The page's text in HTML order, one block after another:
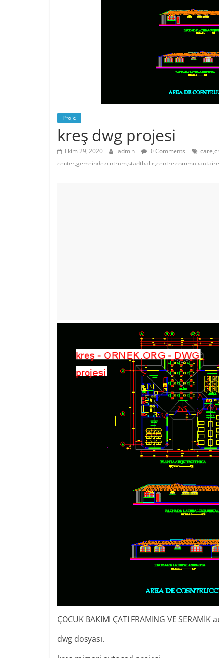
Proje
kreş dwg projesi
Ekim 29, 2020 admin 0 Comments
center,gemeindezentrum,stadthalle,centre
ÇOCUK BAKIMI ÇATI FRAMING VE SERAMİK
dwg dosyası.